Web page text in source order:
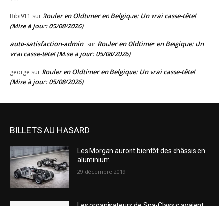
Bibi911 sur Rouler en Oldtimer en Belgique: Un vrai casse-tête!
(Mise à jour: 05/08/2026)
auto-satisfaction-admin sur Rouler en Oldtimer en Belgique: Un
vrai casse-tête! (Mise à jour: 05/08/2026)
george sur Rouler en Oldtimer en Belgique: Un vrai casse-tête!
(Mise à jour: 05/08/2026)
BILLETS AU HASARD
Les Morgan auront bientôt des châssis en
aluminium
29 décembre 2019